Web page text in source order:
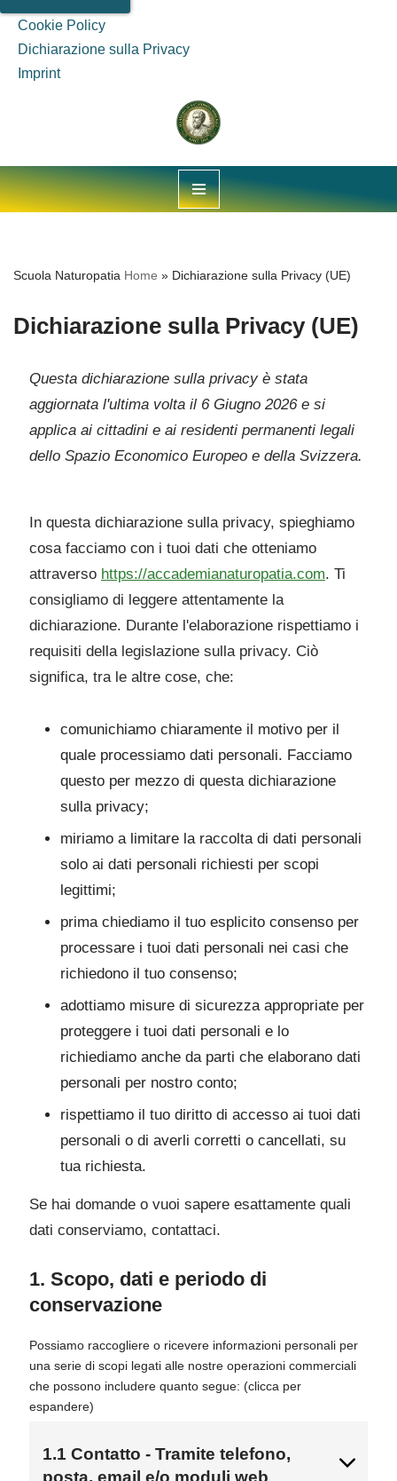
Cookie Policy
Dichiarazione sulla Privacy
Imprint
Salta al
contenuto
Scuola Naturopatia Home » Dichiarazione sulla Privacy (UE)
Dichiarazione sulla Privacy (UE)
Questa dichiarazione sulla privacy è stata
aggiornata l'ultima volta il 6 Giugno 2026 e si
applica ai cittadini e ai residenti permanenti legali
dello Spazio Economico Europeo e della Svizzera.
In questa dichiarazione sulla privacy, spieghiamo
cosa facciamo con i tuoi dati che otteniamo
attraverso https://accademianaturopatia.com. Ti
consigliamo di leggere attentamente la
dichiarazione. Durante l'elaborazione rispettiamo i
requisiti della legislazione sulla privacy. Ciò
significa, tra le altre cose, che:
comunichiamo chiaramente il motivo per il
quale processiamo dati personali. Facciamo
questo per mezzo di questa dichiarazione
sulla privacy;
miriamo a limitare la raccolta di dati personali
solo ai dati personali richiesti per scopi
legittimi;
prima chiediamo il tuo esplicito consenso per
processare i tuoi dati personali nei casi che
richiedono il tuo consenso;
adottiamo misure di sicurezza appropriate per
proteggere i tuoi dati personali e lo
richiediamo anche da parti che elaborano dati
personali per nostro conto;
rispettiamo il tuo diritto di accesso ai tuoi dati
personali o di averli corretti o cancellati, su
tua richiesta.
Se hai domande o vuoi sapere esattamente quali
dati conserviamo, contattaci.
1. Scopo, dati e periodo di
conservazione
Possiamo raccogliere o ricevere informazioni personali per
una serie di scopi legati alle nostre operazioni commerciali
che possono includere quanto segue: (clicca per
espandere)
1.1 Contatto - Tramite telefono,
posta, email e/o moduli web